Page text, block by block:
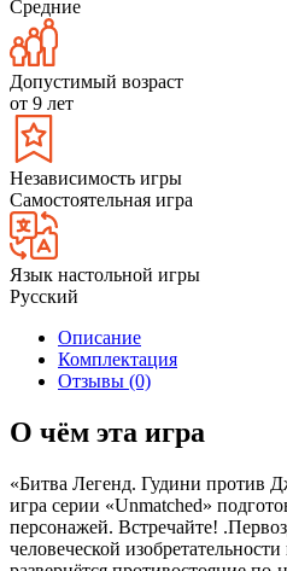
Средние
Допустимый возраст
от 9 лет
Независимость игры
Самостоятельная игра
Язык настольной игры
Русский
Описание
Комплектация
Отзывы (0)
О чём эта игра
«Битва Легенд. Гудини против
игра серии «Unmatched»
персонажей. Встречайте!
человеческой